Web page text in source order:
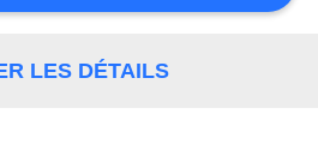
LES DÉTAILS